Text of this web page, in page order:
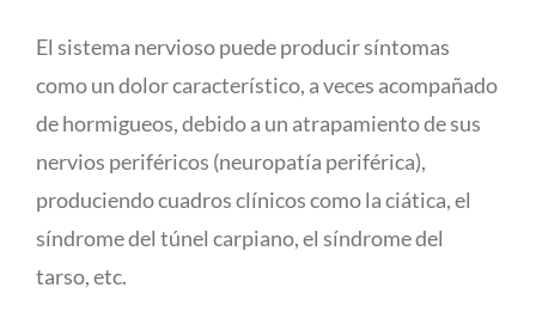
El sistema nervioso puede producir síntomas
como un dolor característico, aveces acompañado
de hormigueos, debido a un atrapamiento de sus
nervios periféricos (neuropatía periférica),
produciendo cuadros clínicos como laciática, el
síndrome del túnel carpiano, el síndrome del
tarso, etc.